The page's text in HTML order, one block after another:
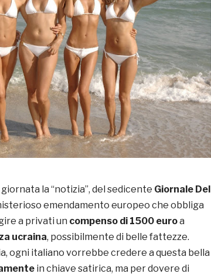
la “notizia”, del sedicente Giornale Del
emendamento europeo che obbliga
a privati un compenso di 1500 euroa
ucraina, possibilmente di belle fattezze.
ogni italiano vorrebbe credere a questa bella
in chiave satirica, ma per dovere di